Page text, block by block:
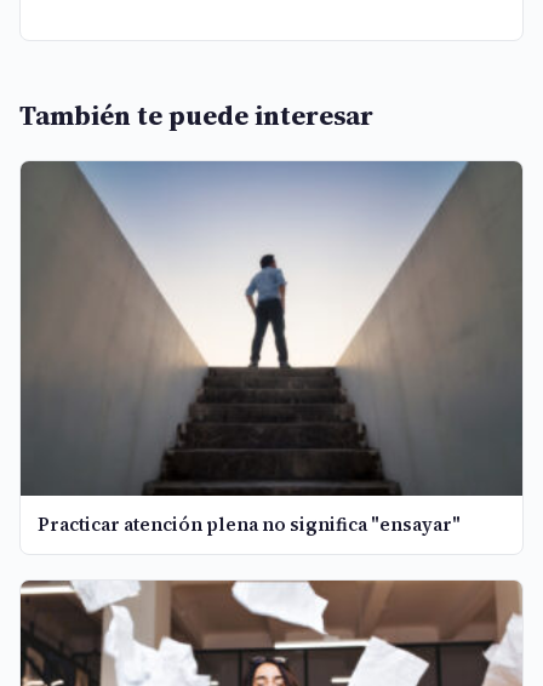
También te puede interesar
Practicar atención plena no significa "ensayar"